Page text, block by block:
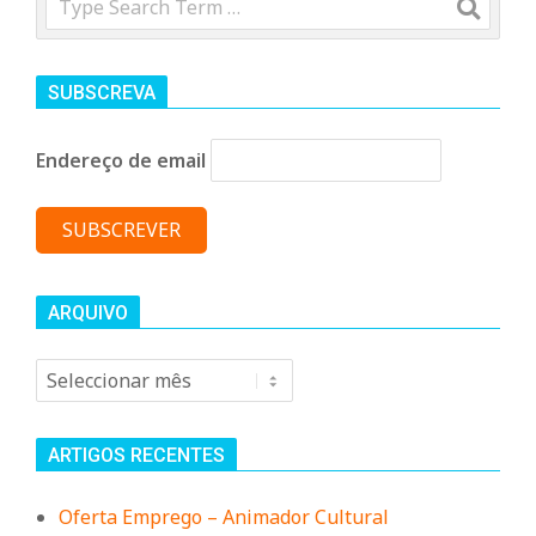
n
d
e
SUBSCREVA
Endereço de email
ARQUIVO
Arquivo
ARTIGOS RECENTES
Oferta Emprego – Animador Cultural